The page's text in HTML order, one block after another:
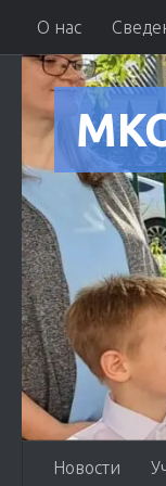
Skip to content
О нас
Новости